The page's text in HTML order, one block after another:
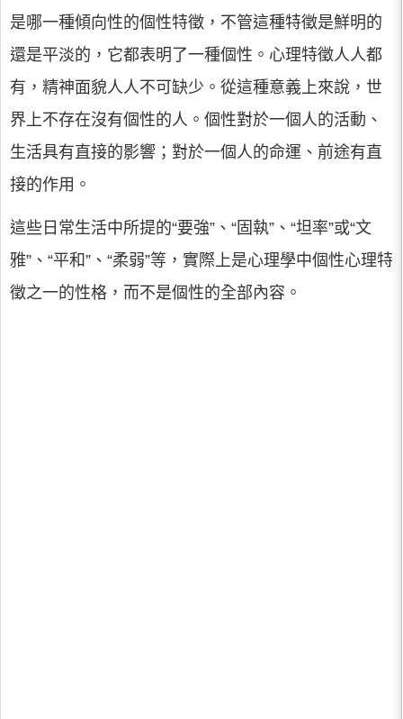
是哪一種傾向性的個性特徵，不管這種特徵是鮮明的
還是平淡的，它都表明了一種個性。心理特徵人人都
有，精神面貌人人不可缺少。從這種意義上來說，世
界上不存在沒有個性的人。個性對於一個人的活動、
生活具有直接的影響；對於一個人的命運、前途有直
接的作用。
這些日常生活中所提的“要強”、“固執”、“坦率”或“文
雅”、“平和”、“柔弱”等，實際上是心理學中個性心理特
徵之一的性格，而不是個性的全部內容。